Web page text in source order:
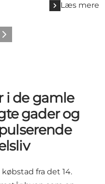
Læs mere
Næste
i de gamle
gader og
fra det 14.